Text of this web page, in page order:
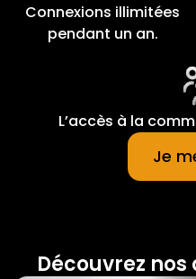
Connexions illimitées
pendant un an.
L’accès à la
Je
Découvrez